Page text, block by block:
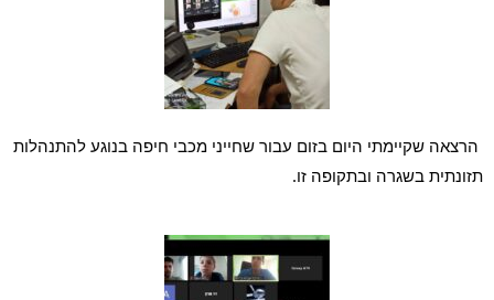
הרצאה שקיימתי היום בזום עבור שחייני מכבי חיפה בנוגע להתנהלות
תזונתית בשגרה ובתקופה זו.